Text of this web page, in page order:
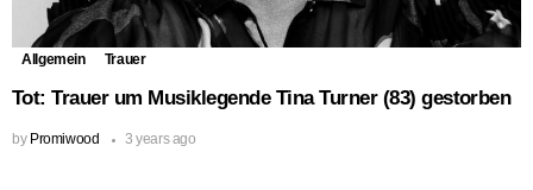
Allgemein Trauer
Tot: Trauer um Musiklegende Tina Turner (83) gestorben
by Promiwood 3 years ago